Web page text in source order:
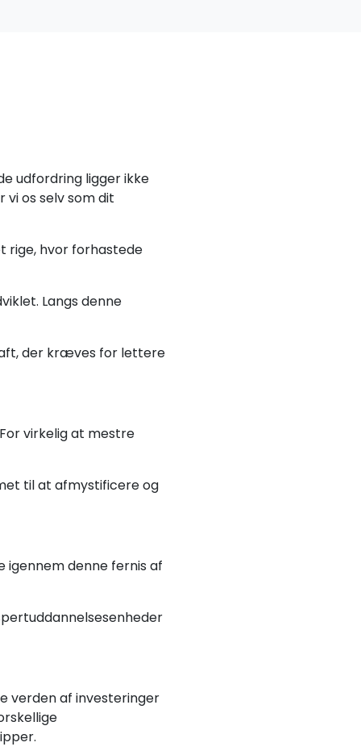
udfordring ligger ikke
os selv som dit
rige, hvor forhastede
Langs denne
der kræves for lettere
virkelig at mestre
til at afmystificere og
denne fernis af
verden af investeringer